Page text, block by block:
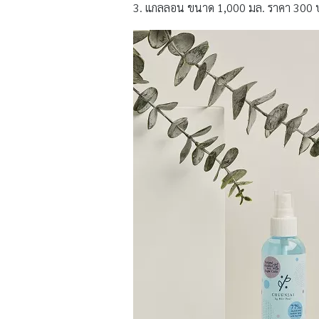
3. แกลลอน ขนาด 1,000 มล. ราคา 300